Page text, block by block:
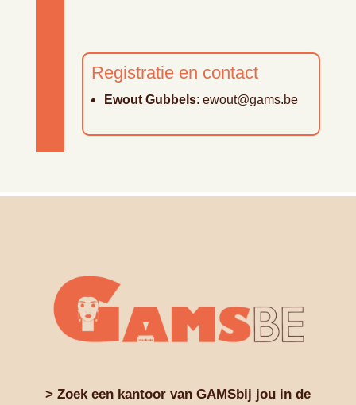
Registratie en contact
Ewout Gubbels: ewout@gams.be
> Zoek een kantoor van GAMSbij jou in de